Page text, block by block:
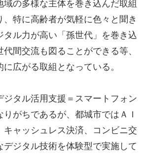
域の多様な主体を巻き込んだ取組
、特に高齢者が気軽に色々と聞き
タル力が高い「孫世代」を巻き込
代間交流も図ることができる等、
広がる取組となっている。
ジタル活用支援＝スマートフォン
りがちであるが、都城市ではＡＩ
キャッシュレス決済、コンビニ交
デジタル技術を体験型で実施して